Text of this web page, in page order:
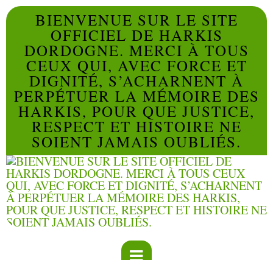
BIENVENUE SUR LE SITE
OFFICIEL DE HARKIS
DORDOGNE. MERCI À TOUS
CEUX QUI, AVEC FORCE ET
DIGNITÉ, S’ACHARNENT À
PERPÉTUER LA MÉMOIRE DES
HARKIS, POUR QUE JUSTICE,
RESPECT ET HISTOIRE NE
SOIENT JAMAIS OUBLIÉS.